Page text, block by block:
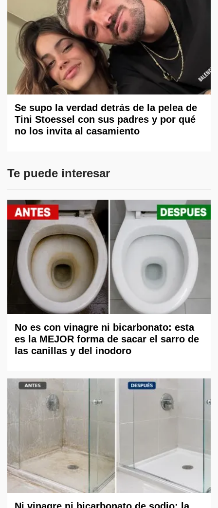
Se supo la verdad detrás de la pelea de
Tini Stoessel con sus padres y por qué
no los invita al casamiento
Te puede interesar
No es con vinagre ni bicarbonato: esta
es la MEJOR forma de sacar el sarro de
las canillas y del inodoro